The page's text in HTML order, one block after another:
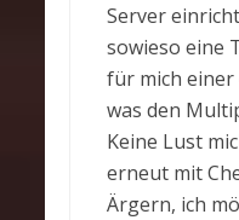
Server
sowieso eine
für mich
was den
Keine Lust
erneut mit
Ärgern, ich